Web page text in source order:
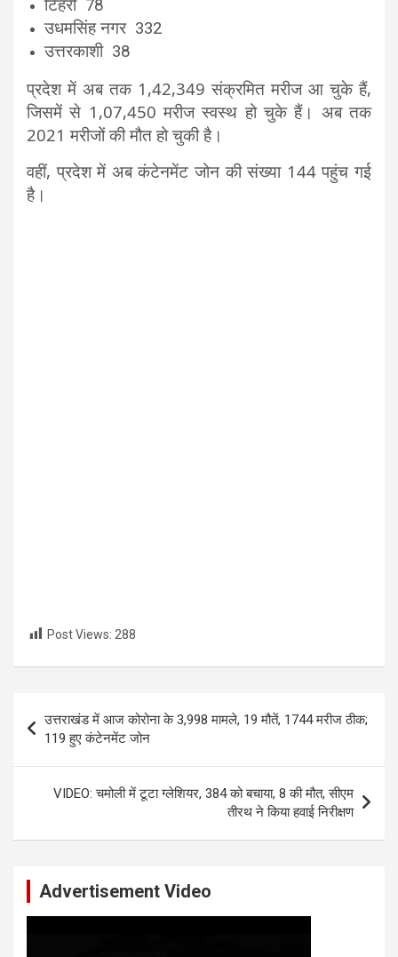
टिहरी 78
उधमसिंह नगर 332
उत्तरकाशी 38
प्रदेश में अब तक 1,42,349 संक्रमित मरीज आ चुके हैं,
जिसमें से 1,07,450 मरीज स्वस्थ हो चुके हैं। अब तक
2021 मरीजों की मौत हो चुकी है।
वहीं, प्रदेश में अब कंटेनमेंट जोन की संख्या 144 पहुंच गई
है।
Post Views: 288
navigation
उत्तराखंड में आज कोरोना के 3,998 मामले, 19 मौतें, 1744 मरीज ठीक;
119 हुए कंटेनमेंट जोन
VIDEO: चमोली में टूटा ग्लेशियर, 384 को बचाया, 8 की मौत, सीएम
तीरथ ने किया हवाई निरीक्षण
Advertisement Video